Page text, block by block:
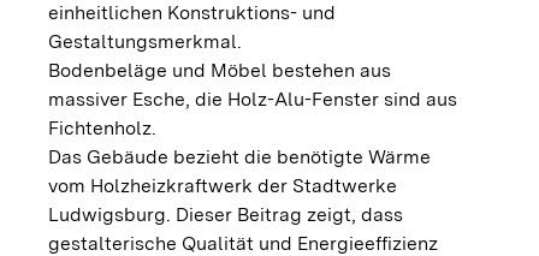
einheitlichen Konstruktions- und
Gestaltungsmerkmal.
Bodenbeläge und Möbel bestehen aus
massiver Esche, die Holz-Alu-Fenster sind aus
Fichtenholz.
Das Gebäude bezieht die benötigte Wärme
vom Holzheizkraftwerk der Stadtwerke
Ludwigsburg. Dieser Beitrag zeigt, dass
gestalterische Qualität und Energieeffizienz